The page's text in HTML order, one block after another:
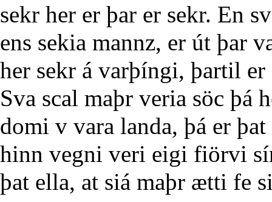
sekr her er þar er sekr. En
ens sekia mannz, er út þar
her sekr á varþíngi, þartil
Sva scal maþr veria söc þá
domi v vara landa, þá er
hinn vegni veri eigi fiörvi
þat ella, at siá maþr ætti fe